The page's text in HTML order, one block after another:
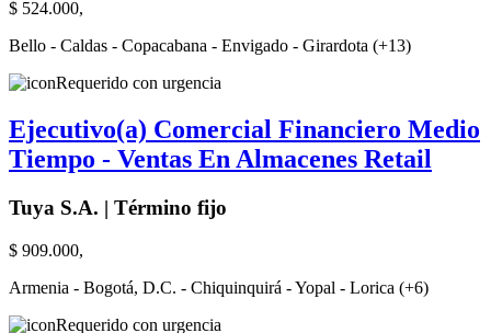
$ 524.000,
Bello - Caldas - Copacabana - Envigado - Girardota (+13)
Requerido con urgencia
Ejecutivo(a) Comercial Financiero Medio
Tiempo - Ventas En Almacenes Retail
Tuya S.A. | Término fijo
$ 909.000,
Armenia - Bogotá, D.C. - Chiquinquirá - Yopal - Lorica (+6)
Requerido con urgencia